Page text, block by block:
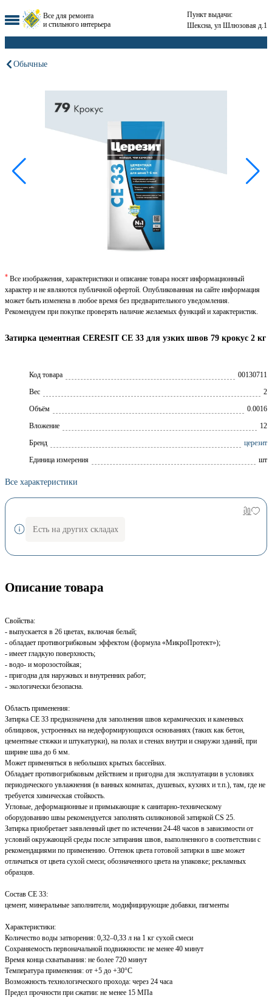
Все для ремонта
и стильного интерьера
Пункт выдачи:
Шексна, ул Шлюзовая д.1
Обычные
Затирка цементная CERESIT CE 33 для узких швов 79 крокус 2 кг
Код товара
00130711
Вес
2
Объём
0.0016
Вложение
12
Брeнд
церезит
Единица измерения
шт
Все характеристики
* Все изображения, характеристики и описание товара носят информационный
характер и не являются публичной офертой. Опубликованная на сайте информация
может быть изменена в любое время без предварительного уведомления.
Рекомендуем при покупке проверять наличие желаемых функций и характеристик.
Есть на других складах
Описание товара
Свойства:
- выпускается в 26 цветах, включая белый;
- обладает противогрибковым эффектом (формула «МикроПротект»);
- имеет гладкую поверхность;
- водо- и морозостойкая;
- пригодна для наружных и внутренних работ;
- экологически безопасна.
Область применения:
Затирка CE 33 предназначена для заполнения швов керамических и каменных
облицовок, устроенных на недеформирующихся основаниях (таких как бетон,
цементные стяжки и штукатурки), на полах и стенах внутри и снаружи зданий, при
ширине шва до 6 мм.
Может применяться в небольших крытых бассейнах.
Обладает противогрибковым действием и пригодна для эксплуатации в условиях
периодического увлажнения (в ванных комнатах, душевых, кухнях и т.п.), там, где не
требуется химическая стойкость.
Угловые, деформационные и примыкающие к санитарно-техническому
оборудованию швы рекомендуется заполнять силиконовой затиркой CS 25.
Затирка приобретает заявленный цвет по истечении 24-48 часов в зависимости от
условий окружающей среды после затирания швов, выполненного в соответствии с
рекомендациями по применению. Оттенок цвета готовой затирки в шве может
отличаться от цвета сухой смеси; обозначенного цвета на упаковке; рекламных
образцов.
Состав CE 33:
цемент, минеральные заполнители, модифицирующие добавки, пигменты
Характеристики:
Количество воды затворения: 0,32–0,33 л на 1 кг сухой смеси
Сохраняемость первоначальной подвижности: не менее 40 минут
Время конца схватывания: не более 720 минут
Температура применения: от +5 до +30°C
Возможность технологического прохода: через 24 часа
Предел прочности при сжатии: не менее 15 МПа